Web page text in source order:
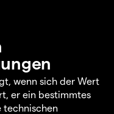
wenn sich der Wert
er ein bestimmtes
technischen